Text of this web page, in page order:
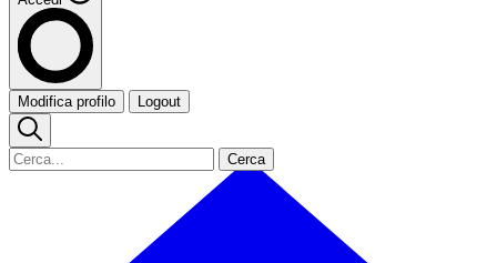
Modifica profilo Logout
Cerca